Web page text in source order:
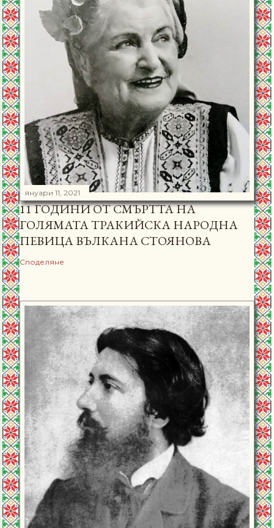
януари 11, 2021
11 ГОДИНИ ОТ СМЪРТТА НА
ГОЛЯМАТА ТРАКИЙСКА НАРОДНА
ПЕВИЦА ВЪЛКАНА СТОЯНОВА
Споделяне